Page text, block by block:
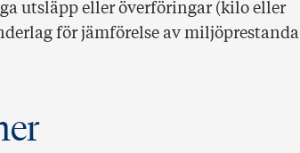
utsläpp eller överföringar (kilo eller
för jämförelse av miljöprestanda